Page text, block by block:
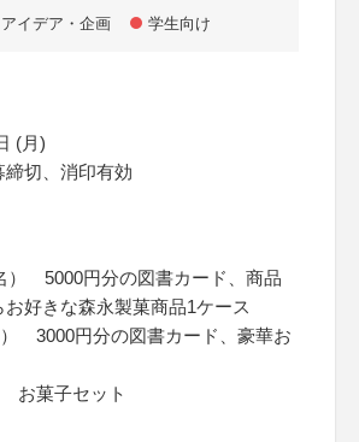
イデア・企画 学生向け
(月)
切、消印有効
） 5000円分の図書カード、商品
お好きな森永製菓商品1ケース
3000円分の図書カード、豪華お
お菓子セット